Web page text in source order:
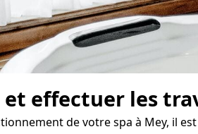
effectuer les
de votre spa à Mey, il